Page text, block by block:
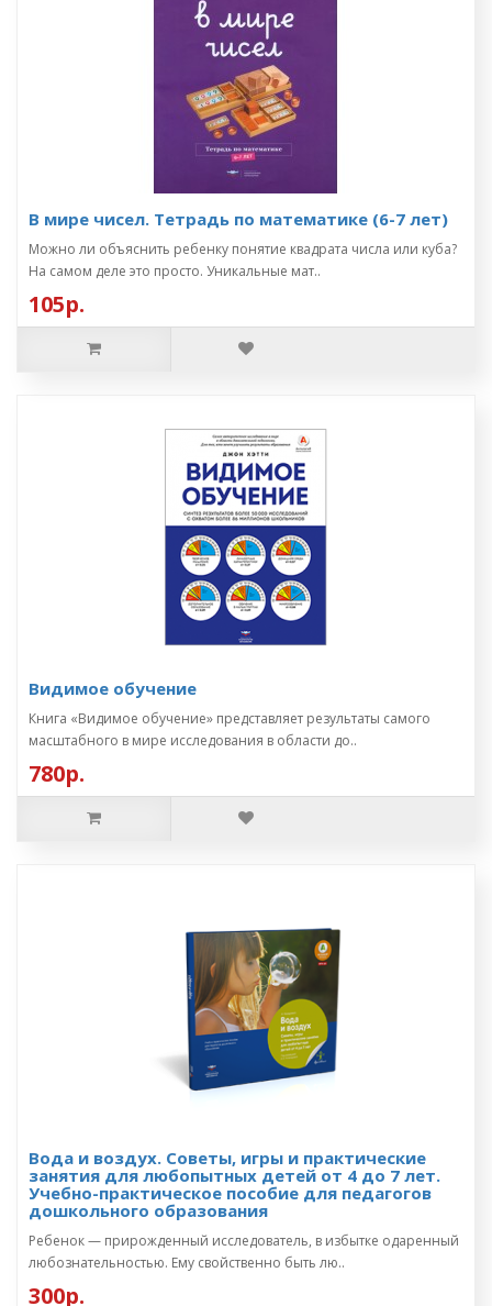
В мире чисел. Тетрадь по математике (6-7 лет)
Можно ли объяснить ребенку понятие квадрата числа или куба?
На самом деле это просто. Уникальные мат..
105р.
Видимое обучение
Книга «Видимое обучение» представляет результаты самого
масштабного в мире исследования в области до..
780р.
Вода и воздух. Советы, игры и практические
занятия для любопытных детей от 4 до 7 лет.
Учебно-практическое пособие для педагогов
дошкольного образования
Ребенок — прирожденный исследователь, в избытке одаренный
любознательностью. Ему свойственно быть лю..
300р.